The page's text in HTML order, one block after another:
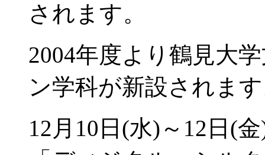
されます。
2004年度より鶴見大
ン学科が新設されま
12月10日(水)～12日(